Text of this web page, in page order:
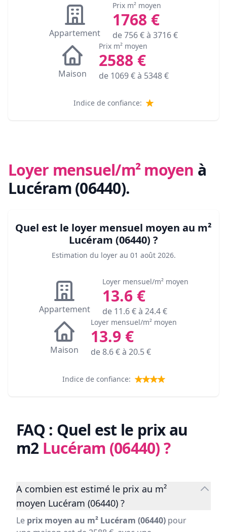
Appartement
Prix m² moyen
1768 €
de756€ à 3716€
Maison
Prix m² moyen
2588 €
de 1069€ à 5348€
Indice de confiance:
Loyer mensuel/m² moyen à
Lucéram (06440).
Quel est le loyer mensuel moyen au m²
Lucéram (06440) ?
Estimation du loyer au 01 août 2026.
Appartement
Loyer mensuel/m² moyen
13.6€
de 11.6€ à 24.4€
Maison
Loyer mensuel/m² moyen
13.9 €
de8.6€ à 20.5€
Indice de confiance:
FAQ : Quel est le prix au
m2 Lucéram (06440)?
A combien est estimé le prix au m²
moyen Lucéram (06440) ?
Le prix moyen au m² Lucéram (06440) pour